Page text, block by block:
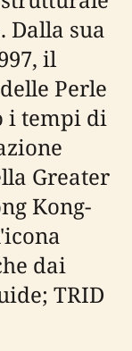
Dalla sua
il
Perle
i tempi di
Greater
Kong-
dai
TRID